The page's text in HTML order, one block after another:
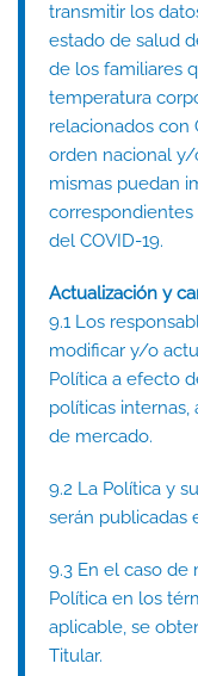
transmitir los
estado de salud
de los familiares
temperatura
relacionados con
orden nacional
mismas puedan
correspondientes
del COVID-19.
Actualización y
9.1 Los
modificar y/o
Política a efecto
políticas
de mercado.
9.2 La Política y
serán publicadas
9.3 En el caso de
Política en los
aplicable, se
Titular.